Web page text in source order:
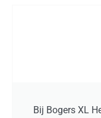
Bij Bogers XL